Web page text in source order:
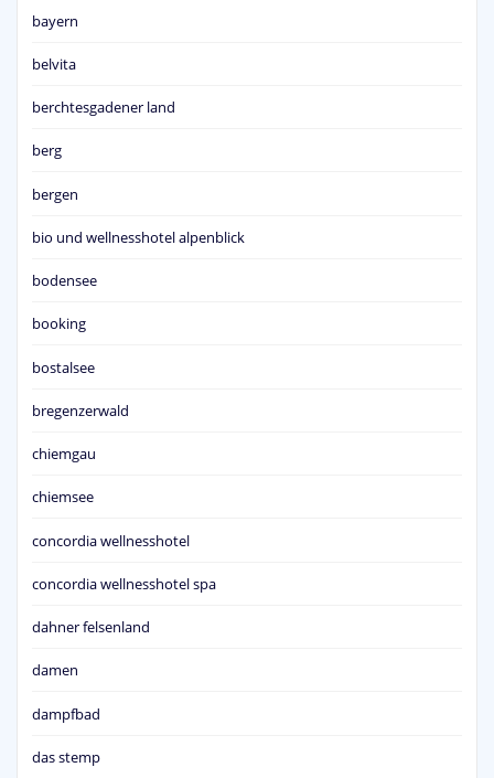
bayern
belvita
berchtesgadener land
berg
bergen
bio und wellnesshotel alpenblick
bodensee
booking
bostalsee
bregenzerwald
chiemgau
chiemsee
concordia wellnesshotel
concordia wellnesshotel spa
dahner felsenland
damen
dampfbad
das stemp